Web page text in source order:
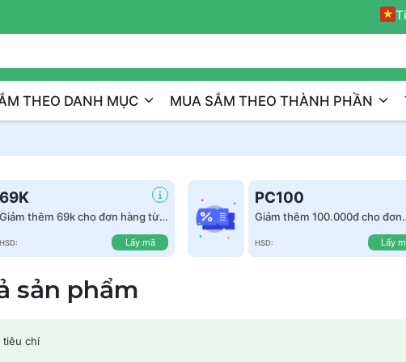
THEO DANH MỤC MUA SẮM THEO THÀNH PHẦN
69K
Giảm thêm 69k cho đơn hàng từ
HSD: Lấy mã
PC100
Giảm thêm 100.000đ cho đơn
HSD: Lấy
sản phẩm
tiêu chí